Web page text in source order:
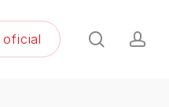
oficial search